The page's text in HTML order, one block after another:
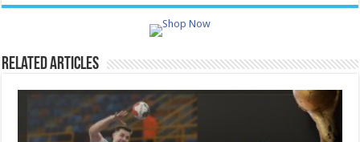
Related Articles